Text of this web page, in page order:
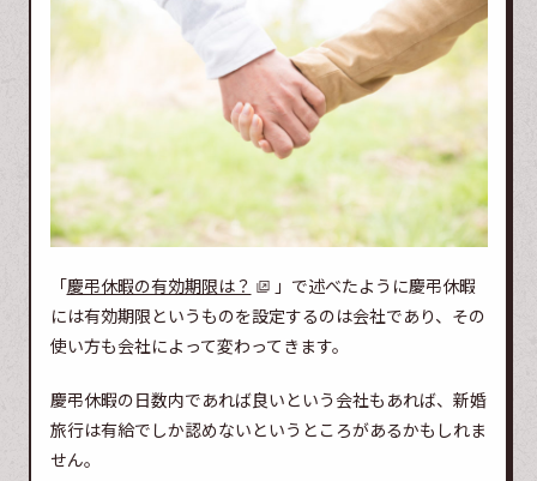
「慶弔休暇の有効期限は？
」で述べたように慶弔休暇
には有効期限というものを設定するのは会社であり、その
使い方も会社によって変わってきます。
慶弔休暇の日数内であれば良いという会社もあれば、新婚
旅行は有給でしか認めないというところがあるかもしれま
せん。